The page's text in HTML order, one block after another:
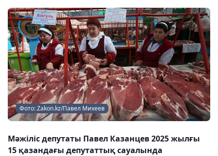
Фото: Zakon.kz/Павел Михеев
Мәжіліс депутаты Павел Казанцев 2025 жылғы
15 қазандағы депутаттық сауалында